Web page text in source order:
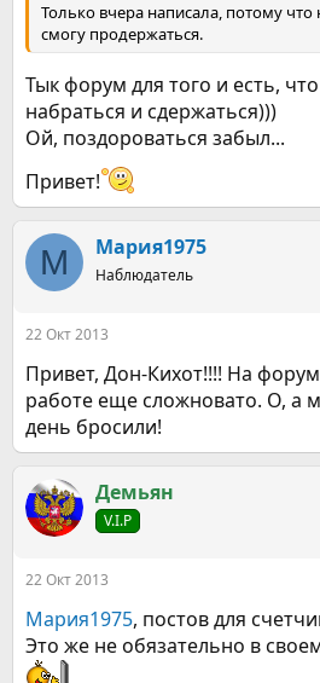
Только вчера написала, потому что
смогу продержаться.
Тык форум для того и есть,
набраться и сдержаться)))
Ой, поздороваться забыл...
Привет!
М Мария1975
Наблюдатель
22 Окт 2013
Привет, Дон-Кихот!!!! На
работе еще сложновато. О, а
день бросили!
Демьян
V.I.P
22 Окт 2013
Мария1975, постов для
Это же не обязательно в